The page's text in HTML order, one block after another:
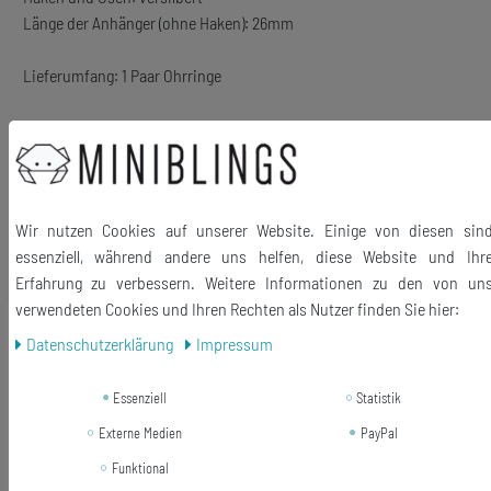
Länge der Anhänger (ohne Haken): 26mm
Lieferumfang: 1 Paar Ohrringe
Ähnliche Artikel
Halskette Kordel Handarbeit Hippie
Wir nutzen Cookies auf unserer Website. Einige von diesen
essenziell, während andere uns helfen, diese Website und
Erfahrung zu verbessern. Weitere Informationen zu den von
verwendeten Cookies und Ihren Rechten als Nutzer finden Sie hier:
Daten­schutz­erklärung
Impressum
Essenziell
Statistik
Externe Medien
PayPal
Funktional